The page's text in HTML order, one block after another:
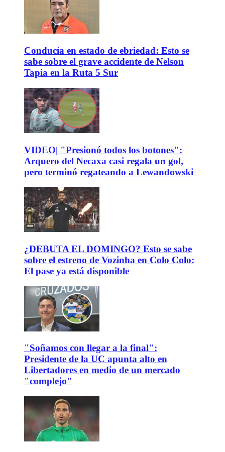
Conducía en estado de ebriedad: Esto se
sabe sobre el grave accidente de Nelson
Tapia en la Ruta 5 Sur
VIDEO| "Presionó todos los botones":
Arquero del Necaxa casi regala un gol,
pero terminó regateando a Lewandowski
¿DEBUTA EL DOMINGO? Esto se sabe
sobre el estreno de Vozinha en Colo Colo:
El pase ya está disponible
"Soñamos con llegar a la final":
Presidente de la UC apunta alto en
Libertadores en medio de un mercado
"complejo"